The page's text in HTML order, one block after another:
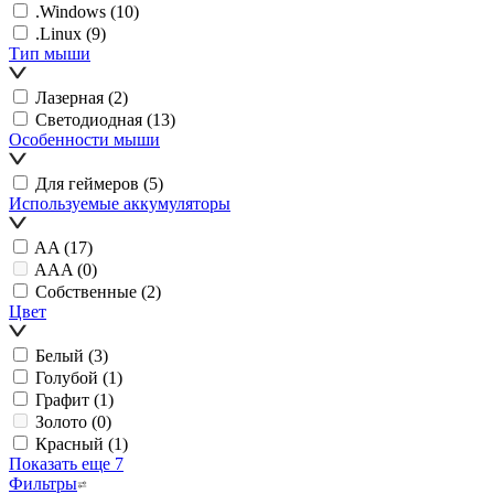
.Windows (10)
.Linux (9)
Тип мыши
Лазерная (2)
Светодиодная (13)
Особенности мыши
Для геймеров (5)
Используемые аккумуляторы
AA (17)
AAA (0)
Собственные (2)
Цвет
Белый (3)
Голубой (1)
Графит (1)
Золото (0)
Красный (1)
Показать еще 7
Фильтры